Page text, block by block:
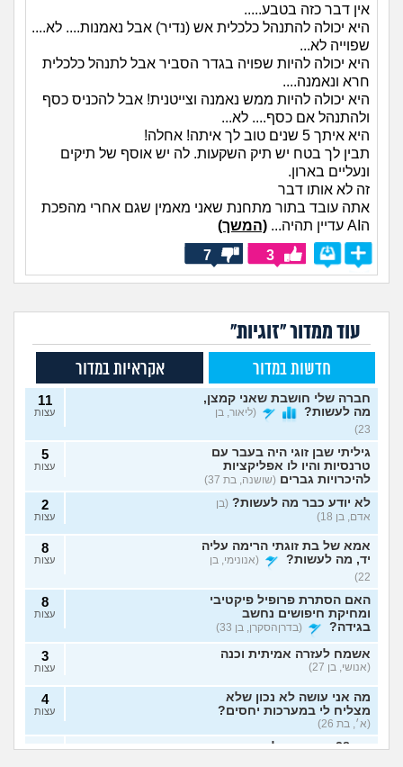
אין דבר כזה בטבע.....
היא יכולה להתנהל כלכלית אש (נדיר) אבל נאמנות.... לא....
שפוייה לא...
היא יכולה להיות שפויה בגדר הסביר אבל לתנהל כלכלית
חרא ונאמנה....
היא יכולה להיות ממש נאמנה וצייטנית! אבל להכניס כסף
ולהתנהל אם כסף.... לא...
היא איתך 5 שנים טוב לך איתה! אחלה!
תבין לך בטח יש תיק השקעות. לה יש אוסף של תיקים
ונעליים בארון.
זה לא אותו דבר
אתה עובד בתור מתחנת שאני מאמין שגם אחרי מהפכת
הAI עדיין תהיה...
(המשך)
3
7
עוד ממדור "זוגיות"
חדשות במדור אקראיות במדור
חברה שלי חושבת שאני קמצן,
מה לעשות?
(ליאור, בן
23)
11
עצות
גיליתי שבן זוגי היה בעבר עם
טרנסיות והיו לו אפליקציות
להיכרויות גברים (שושנה, בת 37)
5
עצות
לא יודע כבר מה לעשות? (בן
אדם, בן 18)
2
עצות
אמא של בת זוגתי הרימה עליה
יד, מה לעשות?
(אנונימי, בן
22)
8
עצות
האם הסתרת פרופיל פיקטיבי
ומחיקת חיפושים נחשב
בגידה?
(בדרןהסקרן, בן 33)
8
עצות
אשמח לעזרה אמיתית וכנה
(אנושי, בן 27)
3
עצות
מה אני עושה לא נכון שלא
מצליח לי במערכות יחסים?
(א׳, בת 26)
4
עצות
בת 28 ואף פעם לא הייתי
6
אבא של בעלי מסתכל
האם להתגרש בשביל